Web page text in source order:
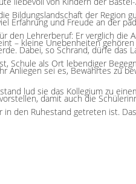
Bildungslandschaft der Region
Erfahrung und Freude an der
den Lehrerberuf: Er verglich
– kleine Unebenheiten
Dabei, so Schrand, dürfe das
Schule als Ort lebendiger
Anliegen sei es, Bewährtes zu
lud sie das Kollegium zu
damit auch die
in den Ruhestand getreten ist.